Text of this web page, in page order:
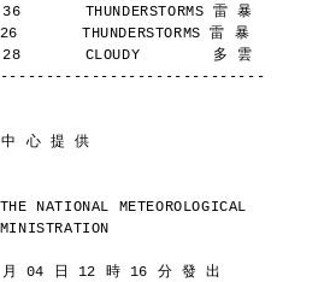
THUNDERSTORMS 雷 暴
THUNDERSTORMS 雷 暴
CLOUDY        多 雲
心 提 供
NATIONAL METEOROLOGICAL
04 日 12 時 16 分 發 出